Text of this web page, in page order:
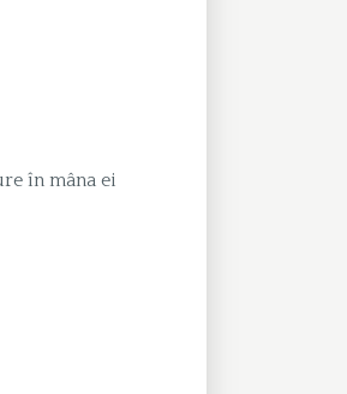
în mâna ei